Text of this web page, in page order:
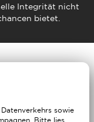
Integrität nicht
bietet.
sowie
Bitte lies